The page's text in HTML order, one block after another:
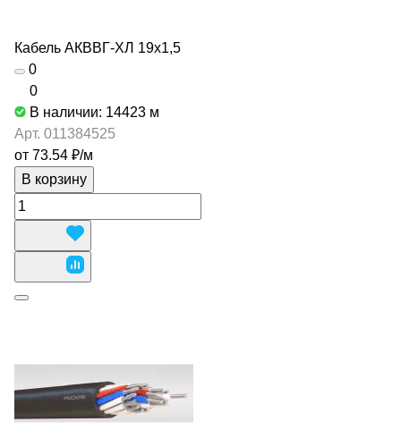
Кабель АКВВГ-ХЛ 19х1,5
0
0
В наличии: 14423 м
Арт. 011384525
от 73.54 ₽/м
В корзину